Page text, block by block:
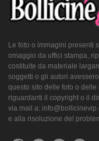
Le foto o immagini presenti
omaggio da uffici stampa,
costituite da materiale
soggetti o gli autori
questo sito delle foto o
riguardanti il copyright o il
via mail a:
e alla risoluzione del